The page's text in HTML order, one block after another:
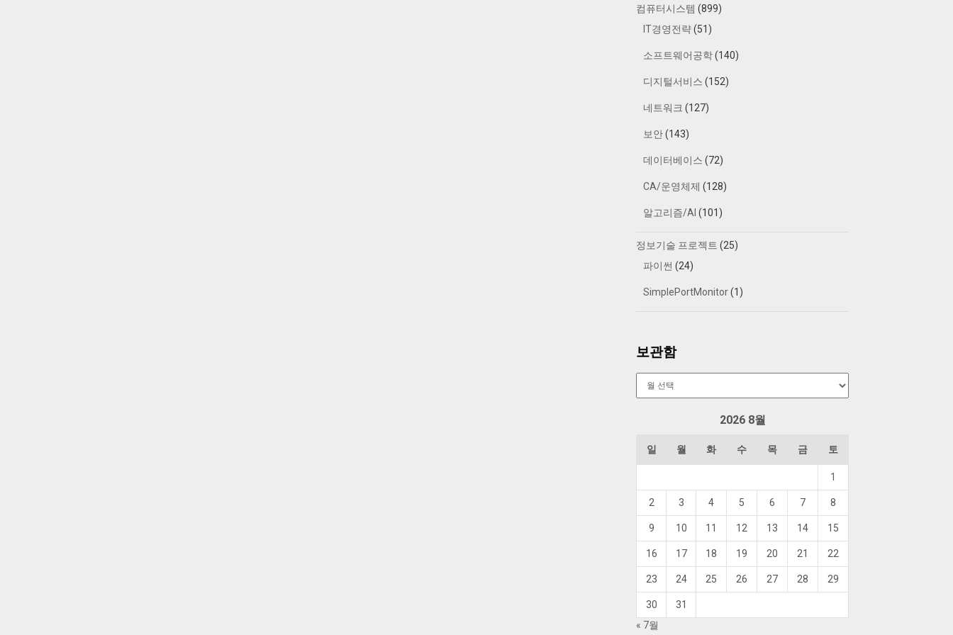
컴퓨터시스템 (899)
IT경영전략(51)
소프트웨어공학(140)
디지털서비스 (152)
네트워크 (127)
보안(143)
데이터베이스 (72)
CA/운영체제 (128)
알고리즘/AI (101)
정보기술 프로젝트 (25)
파이썬 (24)
SimplePortMonitor(1)
보관함
2026 8월
일 월 화 수 목 금 토
1
2 3 4 5 6 7 8
9 10 11 12 13 14 15
16 17 18 19 20 21 22
23 24 25 26 27 28 29
30
31
« 7월